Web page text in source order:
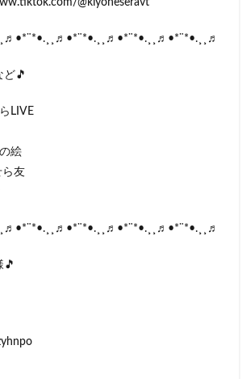
@kiyoneseravt
ど🎵
LIVE
絵
ら友
🎵